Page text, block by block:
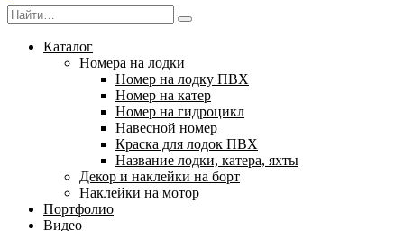
Search
for:
Каталог
Номера на лодки
Номер на лодку ПВХ
Номер на катер
Номер на гидроцикл
Навесной номер
Краска для лодок ПВХ
Название лодки, катера, яхты
Декор и наклейки на борт
Наклейки на мотор
Портфолио
Видео